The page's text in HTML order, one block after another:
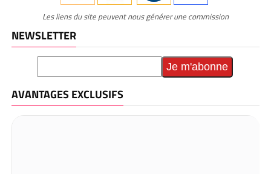
Les liens du site peuvent nous générer une commission
NEWSLETTER
AVANTAGES EXCLUSIFS